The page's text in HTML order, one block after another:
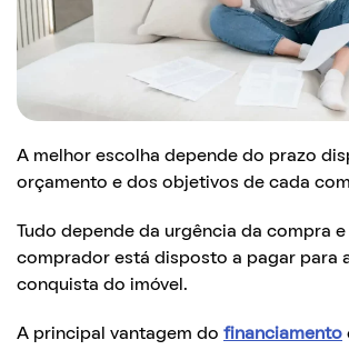
A melhor escolha depende do prazo
orçamento e dos objetivos de cada
Tudo depende da urgência da compra
comprador está disposto a pagar para
conquista do imóvel.
A principal vantagem do financiamento